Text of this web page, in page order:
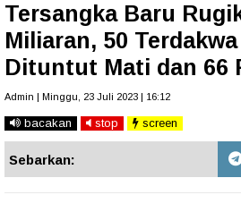
Tersangka Baru
Miliaran, 50
Dituntut Mati dan 66
Admin | Minggu, 23 Juli 2023 | 16:12
bacakan stop screen
Sebarkan: